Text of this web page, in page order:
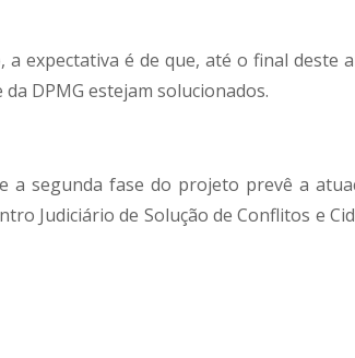
expectativa é de que, até o final deste
DPMG estejam solucionados.
a segunda fase do projeto prevê a
Judiciário de Solução de Conflitos e